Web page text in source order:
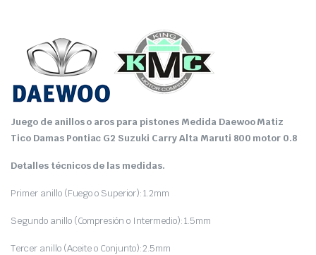
Juego de anillos o aros para pistones Medida Daewoo Matiz
Tico Damas Pontiac G2 Suzuki Carry Alta Maruti 800 motor 0.8
Detalles técnicos de las medidas.
Primer anillo (Fuego o Superior):1.2mm
Segundo anillo (Compresión o Intermedio):1.5mm
Tercer anillo (Aceite o Conjunto):2.5mm